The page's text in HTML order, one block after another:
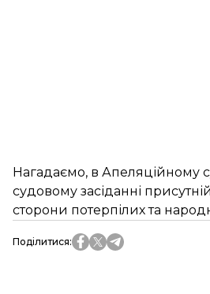
Нагадаємо, в Апеляційному
судовому засіданні
сторони потерпілих та
Поділитися: